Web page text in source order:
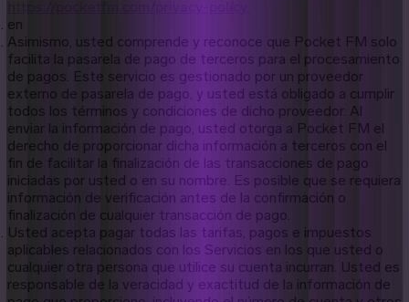
en
Asimismo, usted comprende y reconoce que Pocket FM solo
facilita la pasarela de pago de terceros para el procesamiento
de pagos. Este servicio es gestionado por un proveedor
externo de pasarela de pago, y usted está obligado a cumplir
todos los términos y condiciones de dicho proveedor. Al
enviar la información de pago, usted otorga a Pocket FM el
derecho de proporcionar dicha información a terceros con el
fin de facilitar la finalización de las transacciones de pago
iniciadas por usted o en su nombre. Es posible que se requiera
información de verificación antes de la confirmación o
finalización de cualquier transacción de pago.
Usted acepta pagar todas las tarifas, pagos e impuestos
aplicables relacionados con los Servicios en los que usted o
cualquier otra persona que utilice su cuenta incurran. Usted es
responsable de la veracidad y exactitud de la información de